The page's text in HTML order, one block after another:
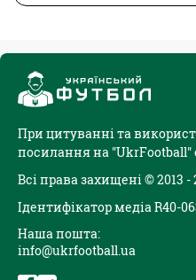
При цитуванні та
посилання на "UkrFootball"
Всі права захищені © 2013
Ідентифікатор медіа R40-
Наша пошта:
info@ukrfootball.ua